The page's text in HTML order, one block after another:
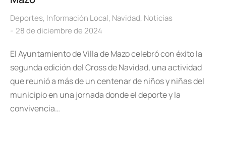
Deportes, Información Local, Navidad, Noticias
28 de diciembre de 2024
El Ayuntamiento de Villa de Mazo celebró con éxito la
segunda edición del Cross de Navidad, una actividad
que reunió a más de un centenar de niños y niñas del
municipio en una jornada donde el deporte y la
convivencia…